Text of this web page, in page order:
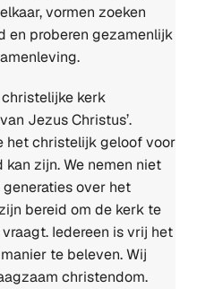
vormen zoeken
en proberen gezamenlijk
kerk
Jezus Christus’.
het christelijk geloof voor
zijn. We nemen niet
over het
bereid om de kerk te
Iedereen is vrij het
te beleven. Wij
christendom.